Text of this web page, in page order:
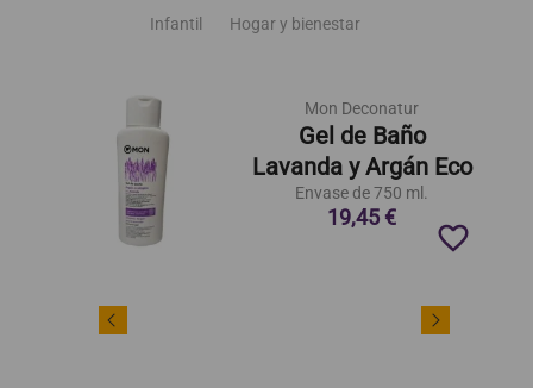
Infantil
Hogar y bienestar
Mon Deconatur
Gel de Baño
Lavanda y Argán Eco
Envase de 750 ml.
19,45 €
favorite_border